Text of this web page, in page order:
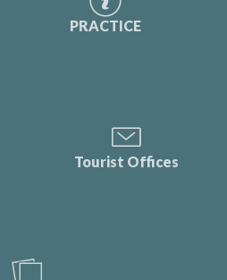
PRACTICE
Tourist Offices